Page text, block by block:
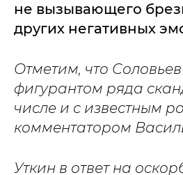
не вызывающего
других негативных
Отметим, что
фигурантом ряда
числе и с известным
комментатором
Уткин в ответ на